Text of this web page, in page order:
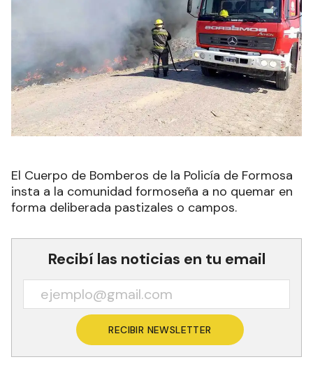
El Cuerpo de Bomberos de la Policía de Formosa
insta a la comunidad formoseña a no quemar en
forma deliberada pastizales o campos.
Recibí las noticias en tu email
RECIBIR NEWSLETTER